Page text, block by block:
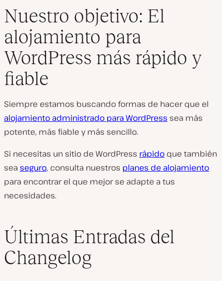
Nuestro objetivo: El
alojamiento para
WordPress más rápido y
fiable
Siempre estamos buscando formas de hacer que el
alojamiento administrado para WordPress sea más
potente, más fiable y más sencillo.
Si necesitas un sitio de WordPress rápido que también
sea seguro, consulta nuestros planes de alojamiento
para encontrar el que mejor se adapte a tus
necesidades.
Últimas Entradas del
Changelog